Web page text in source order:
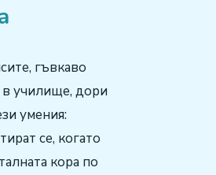
гъвкаво
в училище, дори
умения:
се, когато
кора по